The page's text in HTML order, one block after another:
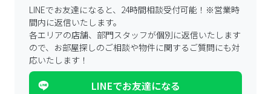
LINEでお友達になると、24時間相談受付可能！ ※営業時
間内に返信いたします。
各エリアの店舗、部門スタッフが個別に返信いたします
ので、 お部屋探しのご相談や物件に関するご質問にも対
応いたします！
LINEでお友達になる